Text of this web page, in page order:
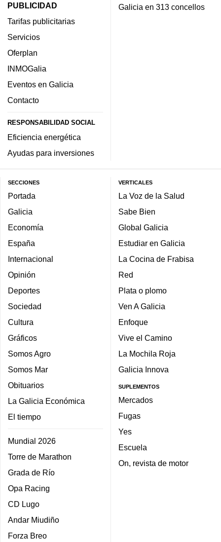
PUBLICIDAD
Tarifas publicitarias
Servicios
Oferplan
INMOGalia
Eventos en Galicia
Contacto
RESPONSABILIDAD SOCIAL
Eficiencia energética
Ayudas para inversiones
Galicia en 313 concellos
SECCIONES
Portada
Galicia
Economía
España
Internacional
Opinión
Deportes
Sociedad
Cultura
Gráficos
Somos Agro
Somos Mar
Obituarios
La Galicia Económica
El tiempo
Mundial 2026
Torre de Marathon
Grada de Río
Opa Racing
CD Lugo
Andar Miudiño
Forza Breo
VERTICALES
La Voz de la Salud
Sabe Bien
Global Galicia
Estudiar en Galicia
La Cocina de Frabisa
Red
Plata o plomo
Ven A Galicia
Enfoque
Vive el Camino
La Mochila Roja
Galicia Innova
SUPLEMENTOS
Mercados
Fugas
Yes
Escuela
On, revista de motor